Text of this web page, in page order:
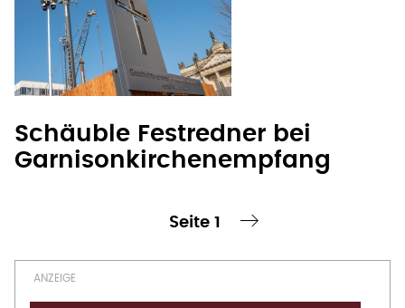
Schäuble Festredner bei
Garnisonkirchenempfang
Seitennummerierung